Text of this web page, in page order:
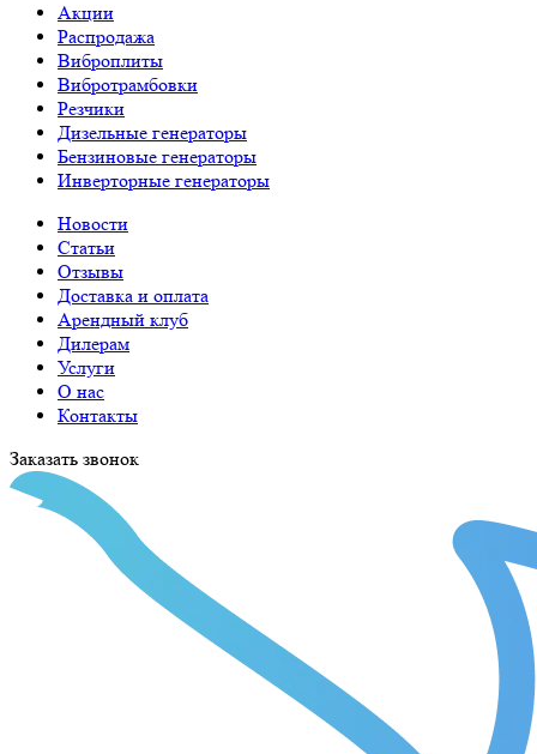
Акции
Распродажа
Виброплиты
Вибротрамбовки
Резчики
Дизельные генераторы
Бензиновые генераторы
Инверторные генераторы
Новости
Статьи
Отзывы
Доставка и оплата
Арендный клуб
Дилерам
Услуги
О нас
Контакты
Заказать звонок